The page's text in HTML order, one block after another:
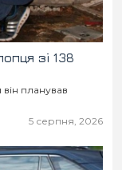
зі 138
планував
5 серпня, 2026